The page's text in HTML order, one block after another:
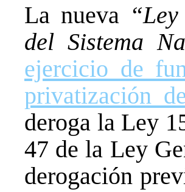
La nueva
del Sistema
ejercicio de
privatización
deroga la Ley
47 de la Ley
derogación